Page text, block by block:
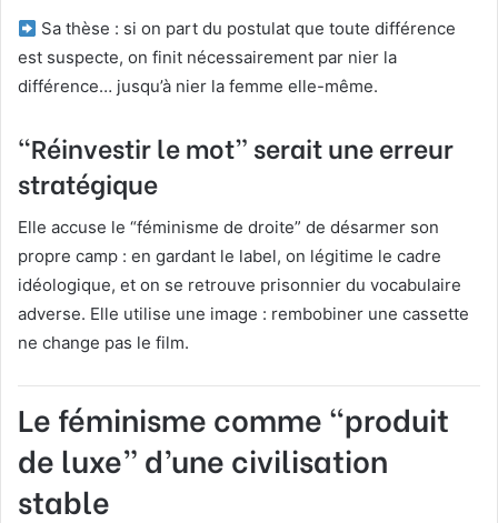
Sa thèse : si on part du postulat que toute différence
est suspecte, on finit nécessairement par nier la
différence… jusqu’à nier la femme elle-même.
“Réinvestir le mot” serait une erreur
stratégique
Elle accuse le “féminisme de droite” de désarmer son
propre camp : en gardant le label, on légitime le cadre
idéologique, et on se retrouve prisonnier du vocabulaire
adverse. Elle utilise une image : rembobiner une cassette
ne change pas le film.
Le féminisme comme “produit
de luxe” d’une civilisation
stable